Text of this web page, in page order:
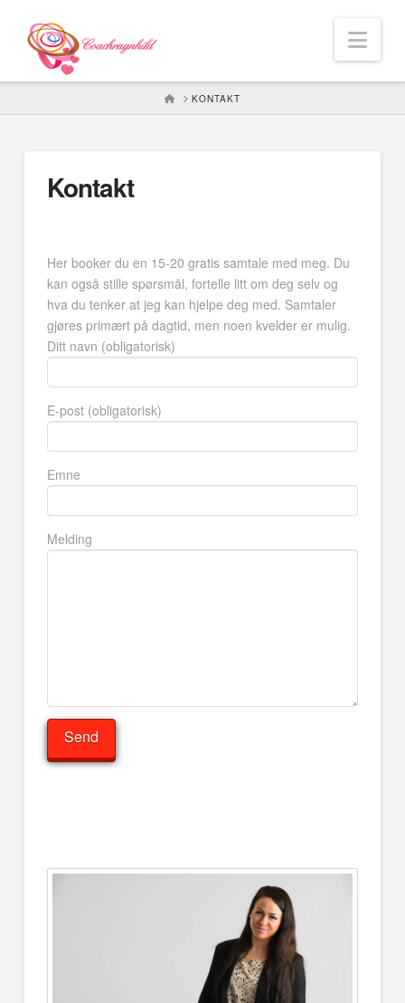
HOMEKONTAKT
Kontakt
Her booker du en 15-20 gratis samtale med meg. Du
kan også stille spørsmål, fortelle litt om deg selv og
hva du tenker at jeg kan hjelpe deg med. Samtaler
gjøres primært på dagtid, men noen kvelder er mulig.
Ditt navn (obligatorisk)
E-post (obligatorisk)
Emne
Melding